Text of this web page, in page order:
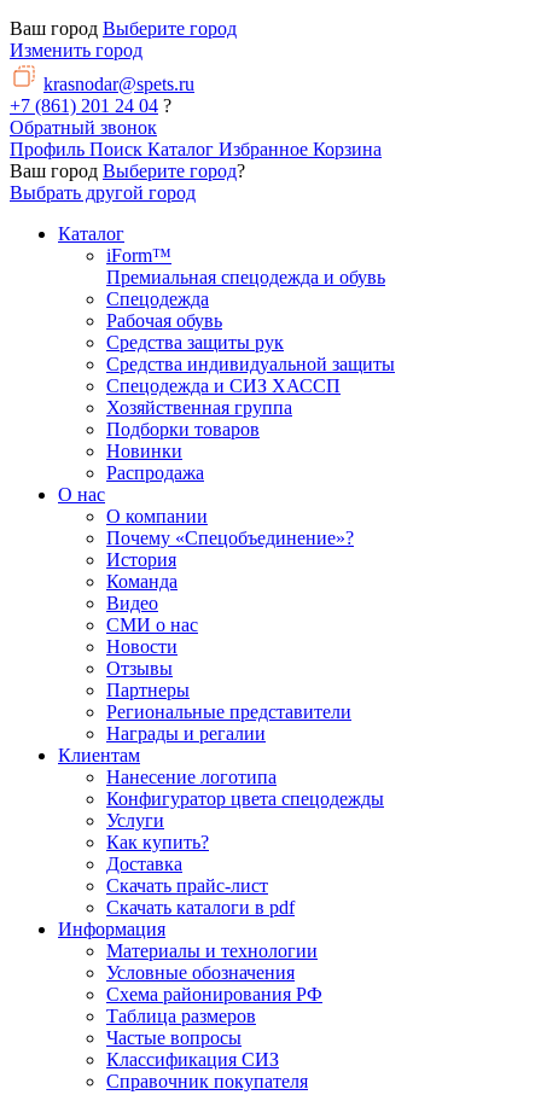
Ваш город Выберите город
Изменить город
krasnodar@spets.ru
+7 (861) 201 24 04 ?
Обратный звонок
Профиль Поиск Каталог Избранное Корзина
Ваш город Выберите город?
Выбрать другой город
Каталог
iForm™
Премиальная спецодежда и обувь
Спецодежда
Рабочая обувь
Средства защиты рук
Средства индивидуальной защиты
Спецодежда и СИЗ ХАССП
Хозяйственная группа
Подборки товаров
Новинки
Распродажа
О нас
О компании
Почему «Спецобъединение»?
История
Команда
Видео
СМИ о нас
Новости
Отзывы
Партнеры
Региональные представители
Награды и регалии
Клиентам
Нанесение логотипа
Конфигуратор цвета спецодежды
Услуги
Как купить?
Доставка
Скачать прайс-лист
Скачать каталоги в pdf
Информация
Материалы и технологии
Условные обозначения
Схема районирования РФ
Таблица размеров
Частые вопросы
Классификация СИЗ
Справочник покупателя